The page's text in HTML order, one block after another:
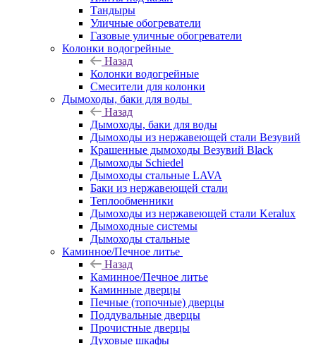
Тандыры
Уличные обогреватели
Газовые уличные обогреватели
Колонки водогрейные
Назад
Колонки водогрейные
Смесители для колонки
Дымоходы, баки для воды
Назад
Дымоходы, баки для воды
Дымоходы из нержавеющей стали Везувий
Крашенные дымоходы Везувий Black
Дымоходы Schiedel
Дымоходы стальные LAVA
Баки из нержавеющей стали
Теплообменники
Дымоходы из нержавеющей стали Keralux
Дымоходные системы
Дымоходы стальные
Каминное/Печное литье
Назад
Каминное/Печное литье
Каминные дверцы
Печные (топочные) дверцы
Поддувальные дверцы
Прочистные дверцы
Духовые шкафы